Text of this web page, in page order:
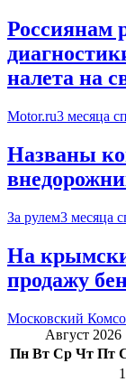
Россиянам
налета на
Motor.ru3 месяца
Названы
За рулем3 месяца
На
продажу
Московский
Август 2026
Пн Вт Ср Чт Пт
1